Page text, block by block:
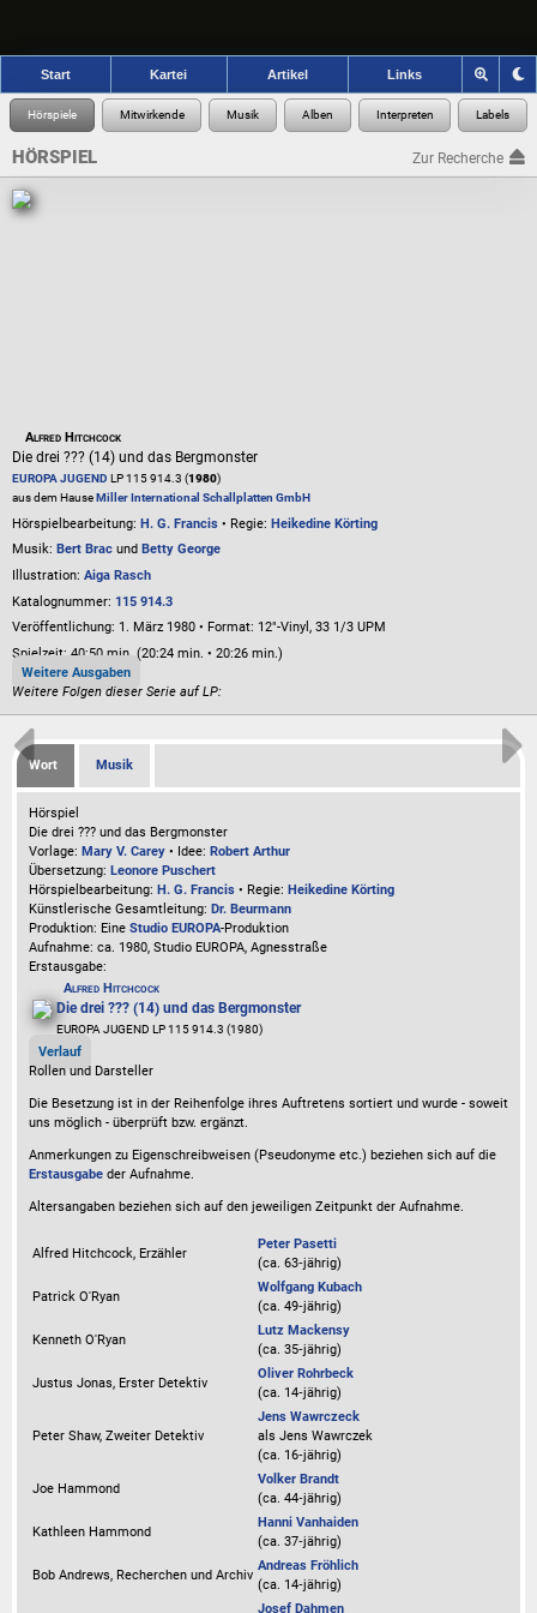
Start Kartei Artikel Links
HÖRSPIEL Zur Recherche
Alfred Hitchcock
Die drei ??? (14) und das Bergmonster
EUROPA JUGEND LP 115 914.3 (1980)
aus dem HauseMiller International Schallplatten GmbH
Hörspielbearbeitung: H. G. Francis • Regie: Heikedine Körting
Musik: Bert Brac und Betty George
Illustration: Aiga Rasch
Katalognummer: 115 914.3
Veröffentlichung: 1. März 1980 • Format: 12"-Vinyl, 33 1/3 UPM
Spielzeit: 40:50 min. (20:24 min. • 20:26 min.)
Weitere Ausgaben
Weitere Folgen dieser Serie auf LP:
Wort Musik
Hörspiel
Die drei ??? und das Bergmonster
Vorlage: Mary V. Carey • Idee: Robert Arthur
Übersetzung: Leonore Puschert
Hörspielbearbeitung: H. G. Francis • Regie: Heikedine Körting
Künstlerische Gesamtleitung: Dr. Beurmann
Produktion: Eine Studio EUROPA-Produktion
Aufnahme: ca. 1980, Studio EUROPA, Agnesstraße
Erstausgabe:
Alfred Hitchcock
Die drei ??? (14) und das Bergmonster
EUROPA JUGEND LP 115 914.3 (1980)
Verlauf
Rollen und Darsteller
Die Besetzung ist in der Reihenfolge ihres Auftretens sortiert und wurde - soweit
uns möglich - überprüft bzw. ergänzt.
Anmerkungen zu Eigenschreibweisen (Pseudonyme etc.) beziehen sich auf die
Erstausgabe der Aufnahme.
Altersangaben beziehen sich auf den jeweiligen Zeitpunkt der Aufnahme.
Alfred Hitchcock, Erzähler
Peter Pasetti
(ca. 63‑jährig)
Patrick O'Ryan
Wolfgang Kubach
(ca. 49‑jährig)
Kenneth O'Ryan
Lutz Mackensy
(ca. 35‑jährig)
Justus Jonas, Erster Detektiv
Oliver Rohrbeck
(ca. 14‑jährig)
Peter Shaw, Zweiter Detektiv
Jens Wawrczeck
als Jens Wawrczek
(ca. 16‑jährig)
Joe Hammond
Volker Brandt
(ca. 44‑jährig)
Kathleen Hammond
Hanni Vanhaiden
(ca. 37‑jährig)
Bob Andrews, Recherchen und Archiv
Andreas Fröhlich
(ca. 14‑jährig)
Josef Dahmen